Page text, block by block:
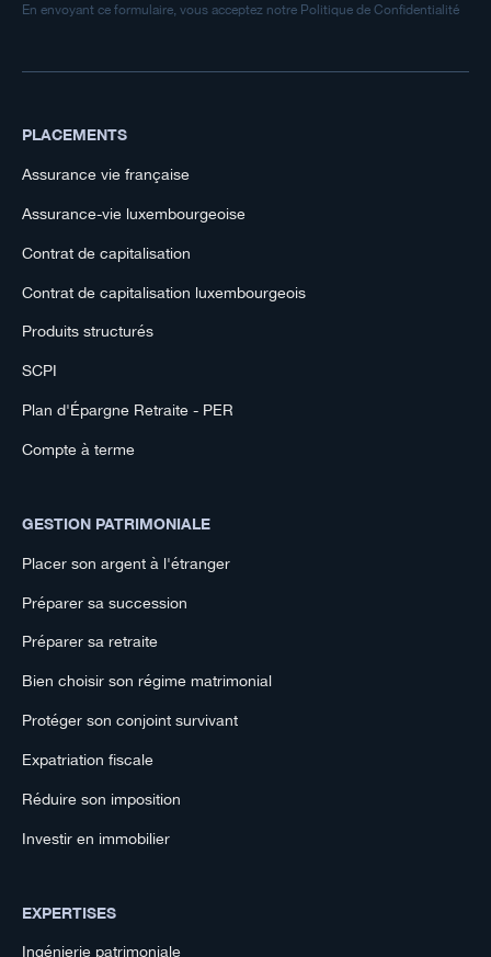
En envoyant ce formulaire, vous acceptez notre Politique de Confidentialité
PLACEMENTS
Assurance vie française
Assurance-vie luxembourgeoise
Contrat de capitalisation
Contrat de capitalisation luxembourgeois
Produits structurés
SCPI
Plan d'Épargne Retraite - PER
Compte à terme
GESTION PATRIMONIALE
Placer son argent à l'étranger
Préparer sa succession
Préparer sa retraite
Bien choisir son régime matrimonial
Protéger son conjoint survivant
Expatriation fiscale
Réduire son imposition
Investir en immobilier
EXPERTISES
Ingénierie patrimoniale